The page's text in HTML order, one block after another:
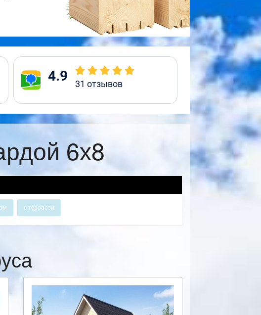
4.9 31 отзывов
6х8
с террасой